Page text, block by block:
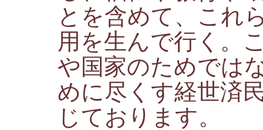
とを含めて、これ
用を生んで行く。
や国家のためでは
めに尽くす経世済
じております。